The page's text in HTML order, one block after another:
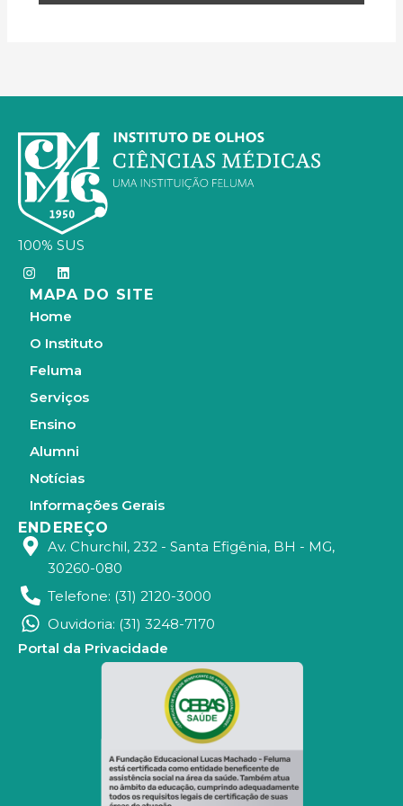
100% SUS
I
n
s
t
a
g
r
a
m
L
i
n
e
d
i
MAPA DO SITE
Home
O Instituto
Feluma
Serviços
Ensino
Alumni
Notícias
Informações Gerais
ENDEREÇO
Av. Churchil, 232 - Santa Efigênia, BH - MG,
30260-080
Telefone: (31) 2120-3000
Ouvidoria: (31) 3248-7170
Portal da Privacidade